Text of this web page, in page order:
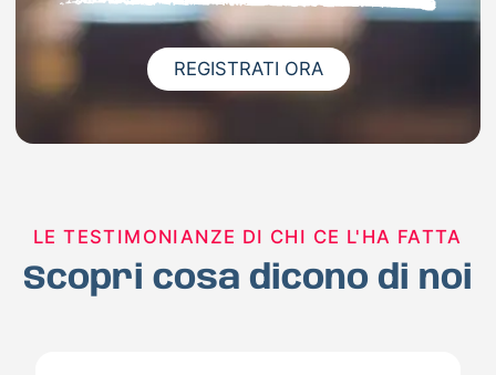
REGISTRATI ORA
LE TESTIMONIANZE DI CHI CE L'HA FATTA
Scopri cosa dicono di noi